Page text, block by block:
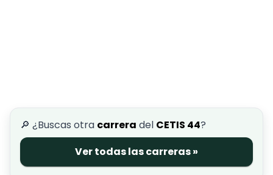
🔎 ¿Buscas otra carrera del CETIS 44?
Ver todas las carreras »